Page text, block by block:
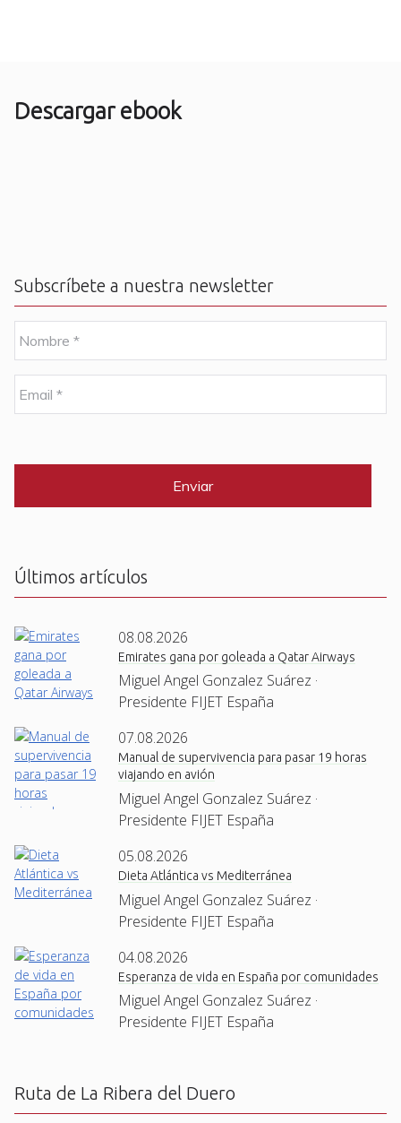
Descargar ebook
Subscríbete a nuestra newsletter
o
m
e
m
a
C
Últimos artículos
08.08.2026
Emirates gana por goleada a Qatar Airways
Miguel Angel Gonzalez Suárez ·
Presidente FIJET España
07.08.2026
Manual de supervivencia para pasar 19 horas
viajando en avión
Miguel Angel Gonzalez Suárez ·
Presidente FIJET España
05.08.2026
Dieta Atlántica vs Mediterránea
Miguel Angel Gonzalez Suárez ·
Presidente FIJET España
04.08.2026
Esperanza de vida en España por comunidades
Miguel Angel Gonzalez Suárez ·
Presidente FIJET España
Ruta de La Ribera del Duero